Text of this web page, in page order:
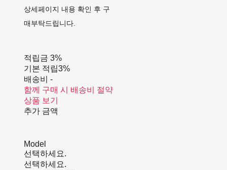
상세페이지 내용 확인 후 구
매부탁드립니다.
적립금 3%
기본 적립3%
배송비 -
함께 구매 시 배송비 절약
상품 보기
추가 금액
Model
선택하세요.
선택하세요.